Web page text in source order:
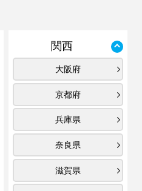
関西
大阪府
京都府
兵庫県
奈良県
滋賀県